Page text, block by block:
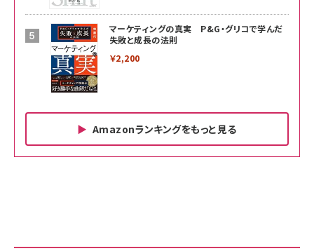
マーケティングの真実 P&G・グリコで学んだ
失敗と成長の法則
￥2,200
Amazonランキングをもっと見る
￥880